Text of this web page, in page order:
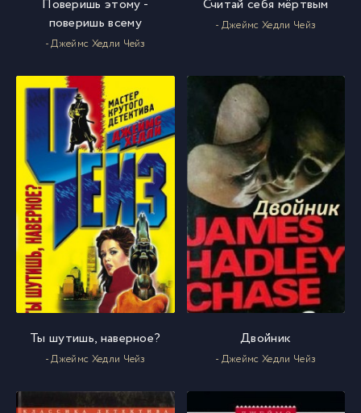
Поверишь этому -
поверишь всему
- Джеймс Хедли Чейз
Считай себя мёртвым
- Джеймс Хедли Чейз
Ты шутишь, наверное?
- Джеймс Хедли Чейз
Двойник
- Джеймс Хедли Чейз